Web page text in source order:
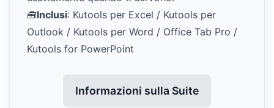
🧰Inclusi: Kutools per Excel / Kutools per
Outlook / Kutools per Word / Office Tab Pro /
Kutools for PowerPoint
Informazioni sulla Suite